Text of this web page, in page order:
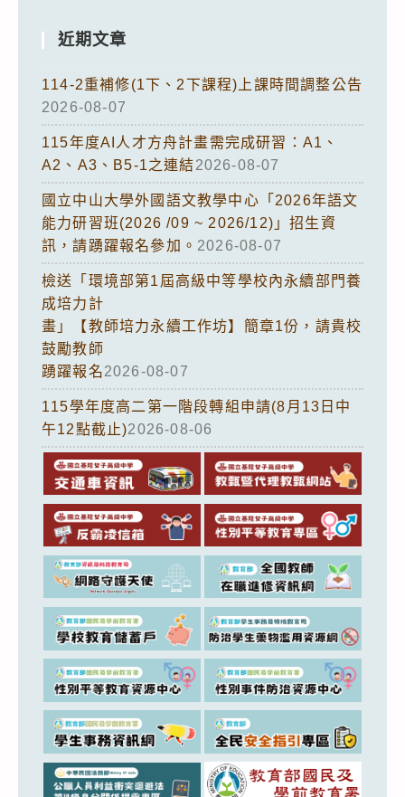
近期文章
114-2重補修(1下、2下課程)上課時間調整公告
2026-08-07
115年度AI人才方舟計畫需完成研習：A1、
A2、A3、B5-1之連結2026-08-07
國立中山大學外國語文教學中心「2026年語文
能力研習班(2026 /09 ~ 2026/12)」招生資
訊，請踴躍報名參加。 2026-08-07
檢送「環境部第1屆高級中等學校內永續部門養
成培力計
畫」【教師培力永續工作坊】簡章1份，請貴校
鼓勵教師
踴躍報名2026-08-07
115學年度高二第一階段轉組申請(8月13日中
午12點截止)2026-08-06